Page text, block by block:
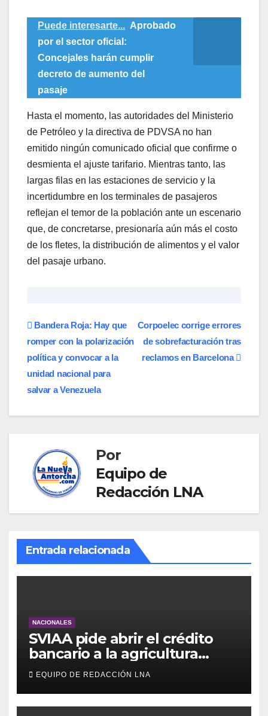
Puede interesarte... Aprobado
por el sector oficial:
Concejales harán cumplir
decreto de aumento del
pasaje
​Hasta el momento, las autoridades del Ministerio
de Petróleo y la directiva de PDVSA no han
emitido ningún comunicado oficial que confirme o
desmienta el ajuste tarifario. Mientras tanto, las
largas filas en las estaciones de servicio y la
incertidumbre en los terminales de pasajeros
reflejan el temor de la población ante un escenario
que, de concretarse, presionaría aún más el costo
de los fletes, la distribución de alimentos y el valor
del pasaje urbano.
Navegación
de
entradas
Corpoelec corrige errores
de sobrefacturación tras
reclamos en Barcelona
Bandera Roja: Hay que
romper con la polarización
política y convocar a la
unidad nacional para
salvar a Venezuela
Por
Equipo de
Redacción LNA
Entrada relacionada
NACIONALES
SVIAA pide abrir el crédito
bancario a la agricultura
familiar en Venezuela
EQUIPO DE REDACCIÓN LNA